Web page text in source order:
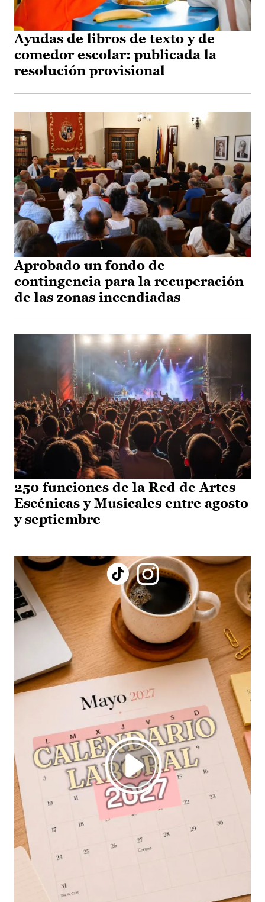
Ayudas de libros de texto y de
comedor escolar: publicada la
resolución provisional
Aprobado un fondo de
contingencia para la recuperación
de las zonas incendiadas
250 funciones de la Red de Artes
Escénicas y Musicales entre agosto
y septiembre